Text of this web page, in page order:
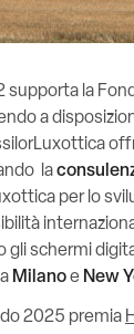
supporta la
a
la
per lo
gli schermi
Milanoe New
2025 premia